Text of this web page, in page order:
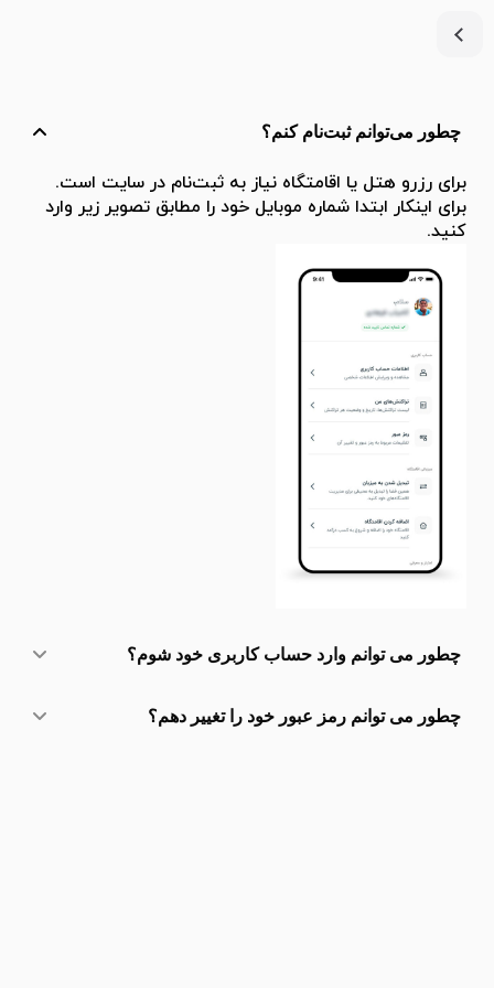
چطور می‌توانم ثبت‌نام کنم؟
برای رزرو هتل یا اقامتگاه نیاز به ثبت‌نام در سایت است.
برای اینکار ابتدا شماره موبایل خود را مطابق تصویر زیر وارد
کنید.
چطور می توانم وارد حساب کاربری خود شوم؟
چطور می توانم رمز عبور خود را تغییر دهم؟